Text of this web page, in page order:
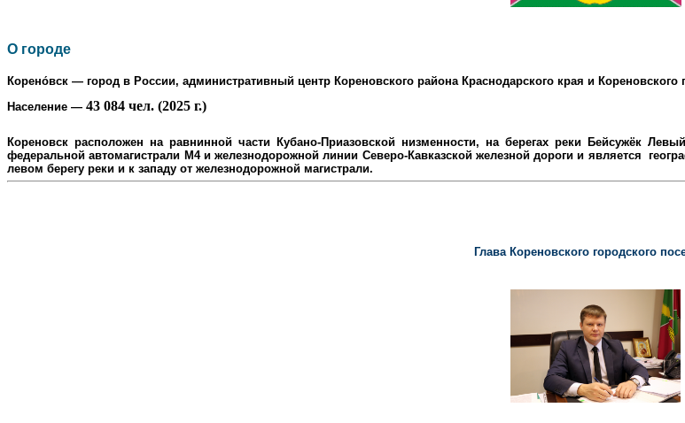
О городе
Корено́вск — город в России, административный центр Кореновского района Краснодарского края и Кореновского
Население — 43 084 чел. (2025 г.)
Кореновск расположен на равнинной части Кубано-Приазовской низменности, на берегах реки Бейсужёк
федеральной автомагистрали М4 и железнодорожной линии Северо-Кавказской железной дороги и является
левом берегу реки и к западу от железнодорожной магистрали.
Глава Кореновского городского